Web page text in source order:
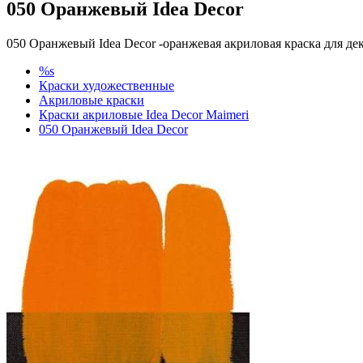
050 Оранжевый Idea Decor
050 Оранжевый Idea Decor -оранжевая акриловая краска для
%s
Краски художественные
Акриловые краски
Краски акриловые Idea Decor Maimeri
050 Оранжевый Idea Decor